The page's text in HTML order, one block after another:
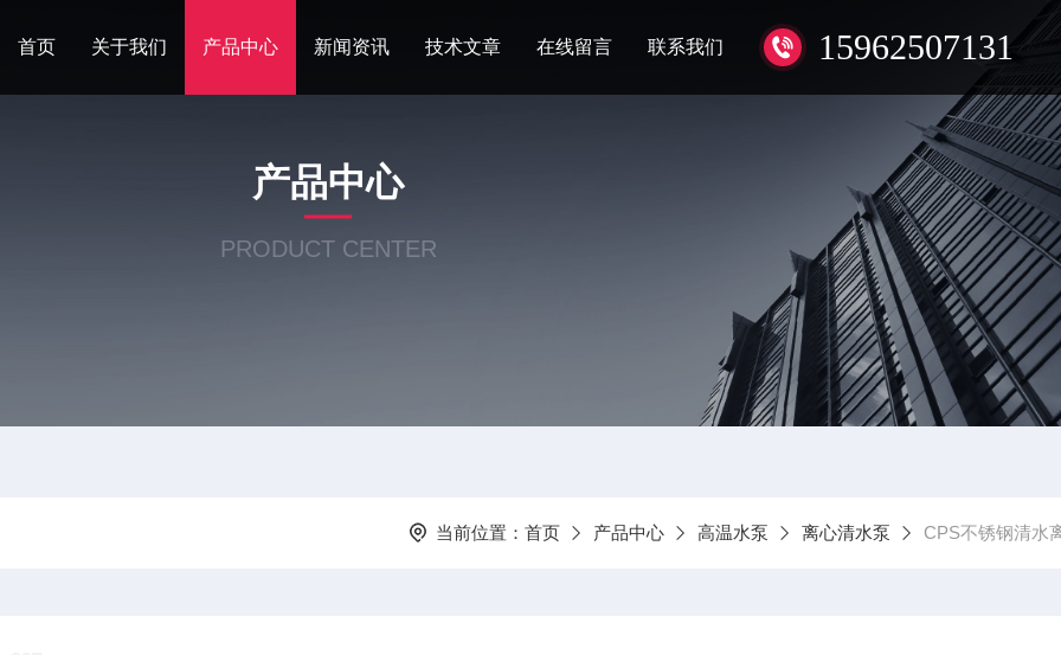
15962507131
首页 关于我们 产品中心 新闻资讯 技术文章 在线留言 联系我们
产品中心
PRODUCT CENTER
当前位置： 首页 产品中心 高温水泵 离心清水泵 CPS不锈钢清水